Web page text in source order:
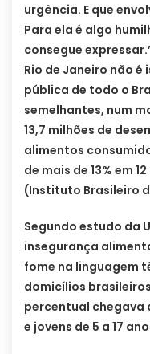
urgência. E que
Para ela é algo
consegue
Rio de Janeiro não
pública de todo o
semelhantes, num
13,7 milhões de
alimentos
de mais de 13% em
(Instituto Brasileiro
Segundo estudo da
insegurança
fome na linguagem
domicílios
percentual chegava
e jovens de 5 a 17